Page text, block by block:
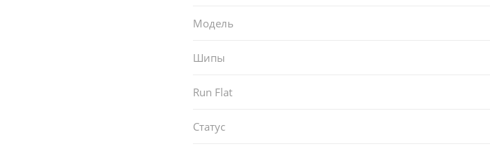
Модель
Шипы
Run Flat
Статус